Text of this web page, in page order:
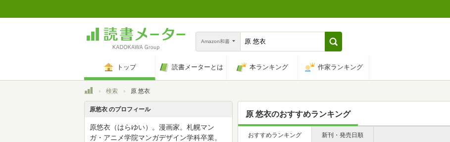
Amazon和書
トップ 読書メーターとは 本ランキング 作家ランキング
トップ検索 原 悠衣
原 悠衣のおすすめランキング
おすすめランキング 新刊・発売日順
原悠衣 のプロフィール
原悠衣（はらゆい）。漫画家。札幌マン
ガ・アニメ学院マンガデザイン学科卒業。